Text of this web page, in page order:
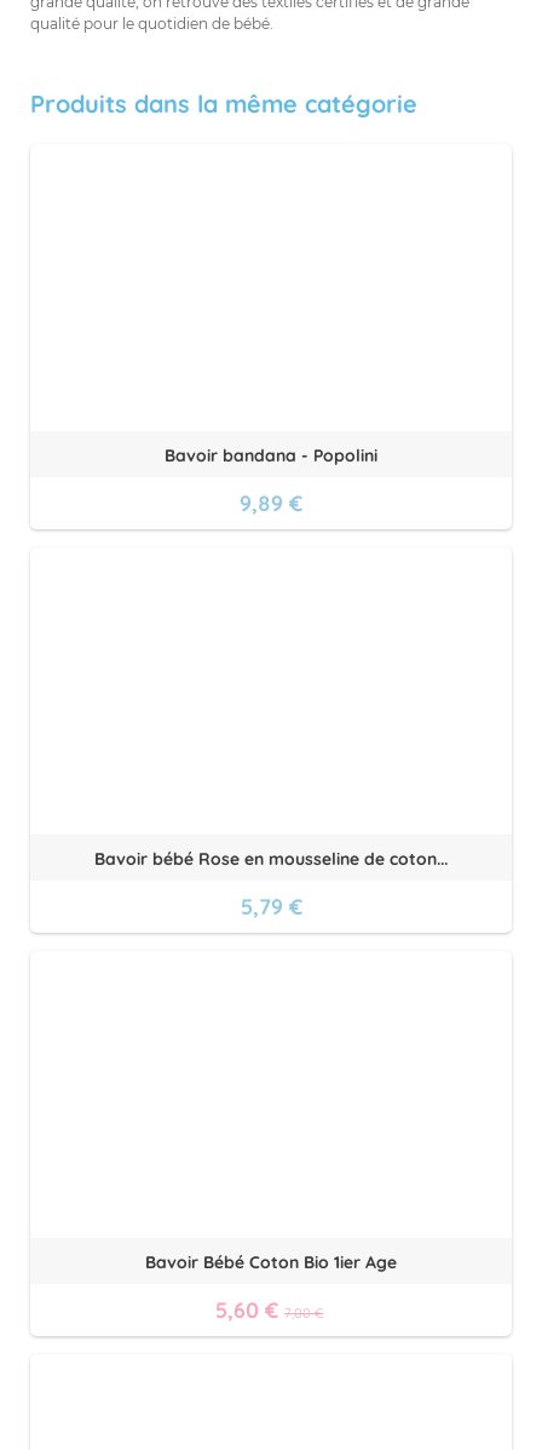
qualité pour le quotidien de bébé.
Produits dans la même catégorie
Bavoir bandana - Popolini
9,89 €
Bavoir bébé Rose en mousseline de coton...
5,79 €
Bavoir Bébé Coton Bio 1ier Age
5,60 € 7,00 €